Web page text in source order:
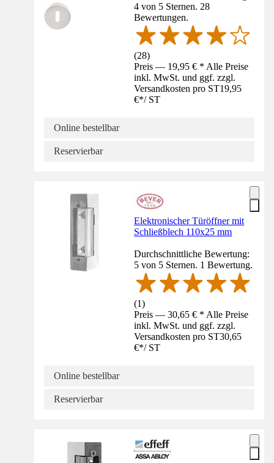
4 von 5 Sternen. 28
Bewertungen.
(28)
Preis — 19,95 € * Alle Preise
inkl. MwSt. und ggf. zzgl.
Versandkosten pro ST19,95
€*/ ST
Online bestellbar
Reservierbar
Elektronischer Türöffner mit
Schließblech 110x25 mm
Durchschnittliche Bewertung:
5 von 5 Sternen. 1 Bewertung.
(1)
Preis — 30,65 € * Alle Preise
inkl. MwSt. und ggf. zzgl.
Versandkosten pro ST30,65
€*/ ST
Online bestellbar
Reservierbar